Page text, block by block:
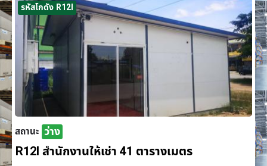
รหัสโกดัง R12I
สถานะ ว่าง
R12I สำนักงานให้เช่า 41 ตารางเมตร